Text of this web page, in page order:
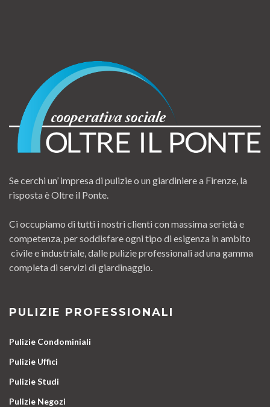
Se cerchi un’ impresa di pulizie o un giardiniere a Firenze, la
risposta è Oltre il Ponte.
Ci occupiamo di tutti i nostri clienti con massima serietà e
competenza, per soddisfare ogni tipo di esigenza in ambito
civile e industriale, dalle pulizie professionali ad una gamma
completa di servizi di giardinaggio.
PULIZIE PROFESSIONALI
Pulizie Condominiali
Pulizie Uffici
Pulizie Studi
Pulizie Negozi